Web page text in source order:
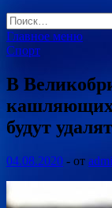
Найти:
Главное меню
Спорт
В
кашляющих
будут
04.08.2020 - от